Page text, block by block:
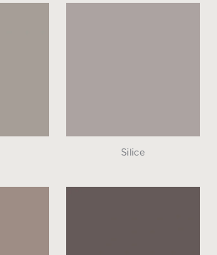
Silice